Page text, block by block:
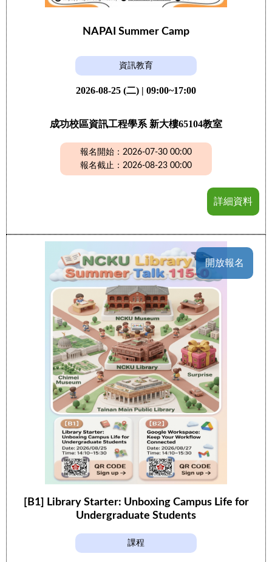
NAPAI Summer Camp
資訊教育
2026-08-25 (二) | 09:00~17:00
成功校區資訊工程學系 新大樓65104教室
報名開始：2026-07-30 00:00
報名截止：2026-08-23 00:00
詳細資料
開放報名
[B1] Library Starter: Unboxing Campus Life for
Undergraduate Students
課程